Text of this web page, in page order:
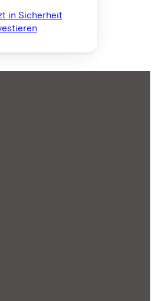
in Sicherheit